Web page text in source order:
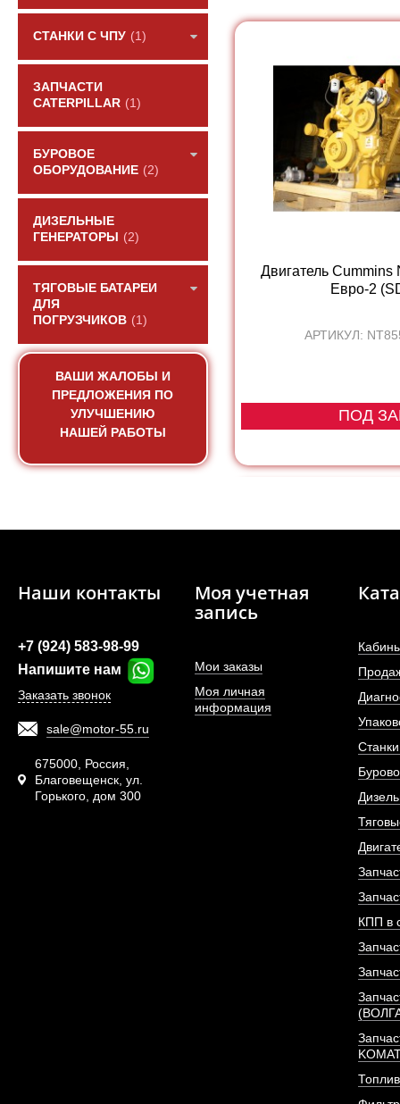
СТАНКИ С ЧПУ (1)
ЗАПЧАСТИ
CATERPILLAR (1)
БУРОВОЕ
ОБОРУДОВАНИЕ (2)
ДИЗЕЛЬНЫЕ
ГЕНЕРАТОРЫ
(2)
ТЯГОВЫЕ БАТАРЕИ
ДЛЯ
ПОГРУЗЧИКОВ (1)
ВАШИ ЖАЛОБЫ И
ПРЕДЛОЖЕНИЯ ПО
УЛУЧШЕНИЮ
НАШЕЙ РАБОТЫ
Двигатель
Евро-2
АРТИКУЛ:
ПОД
Фильтр топливный
двигателя
АРТИКУЛ:
ПОД
Наши контакты
+7 (924) 583-98-99
Напишите нам
Заказать звонок
sale@motor-55.ru
675000, Россия,
Благовещенск, ул.
Горького, дом 300
Моя учетная
запись
Мои заказы
Моя личная
информация
КПП в